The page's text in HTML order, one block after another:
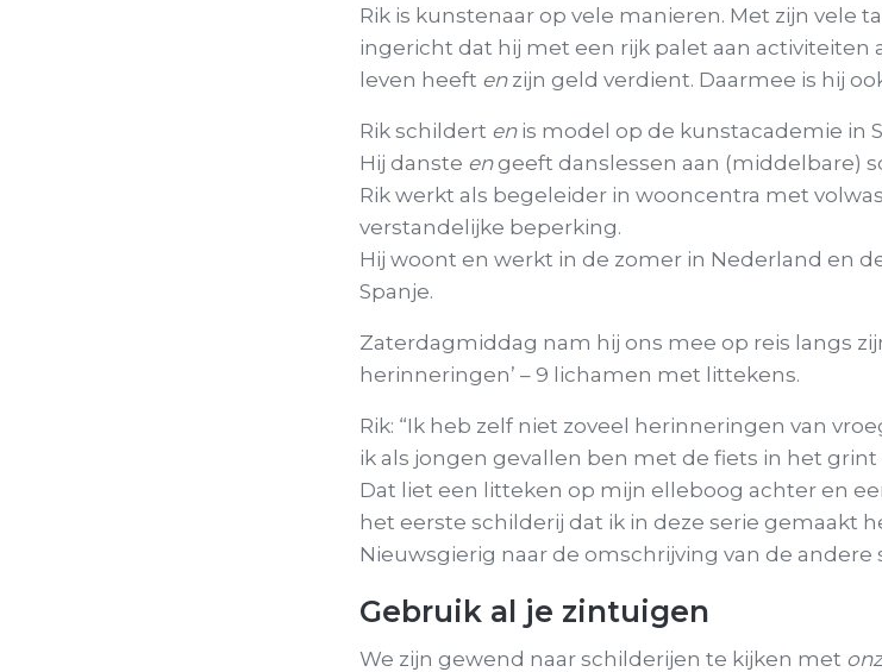
Rik is kunstenaar op vele manieren. Met zijn vele
ingericht dat hij met een rijk palet aan activiteiten
leven heeft enzijn geld verdient. Daarmee is hij
Rik schildert enis model op de kunstacademie in
Hij danste engeeft danslessen aan (middelbare)
Rik werkt als begeleider in wooncentra met
verstandelijke beperking.
Hij woont en werkt in de zomer in Nederland en
Spanje.
Zaterdagmiddag nam hij ons mee op reis langs
herinneringen’ – 9 lichamen met littekens.
Rik: “Ik heb zelf niet zoveel herinneringen van
ik als jongen gevallen ben met de fiets in het
Dat liet een litteken op mijn elleboog achter en
het eerste schilderij dat ik in deze serie gemaakt
Nieuwsgierig naar de omschrijving van de andere
Gebruik al je zintuigen
We zijn gewend naar schilderijen te kijken met